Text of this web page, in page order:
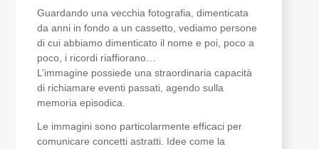
Guardando una vecchia fotografia, dimenticata
da anni in fondo a un cassetto, vediamo persone
di cui abbiamo dimenticato il nome e poi, poco a
poco, i ricordi riaffiorano…
L’immagine possiede una straordinaria capacità
di richiamare eventi passati, agendo sulla
memoria episodica.
Le immagini sono particolarmente efficaci per
comunicare concetti astratti. Idee come la